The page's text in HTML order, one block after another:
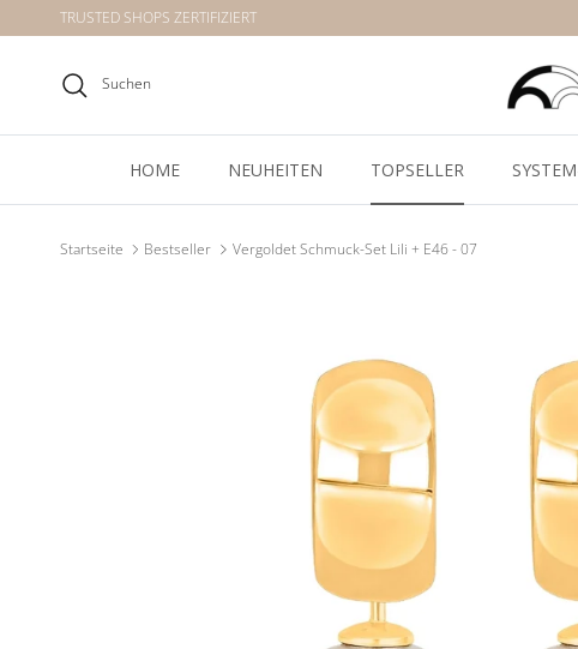
Direkt zum Inhalt
TRUSTED SHOPS ZERTIFIZIERT
Suchen
HOME NEUHEITEN TOPSELLER
Startseite Bestseller Vergoldet Schmuck-Set Lili + E46 - 07